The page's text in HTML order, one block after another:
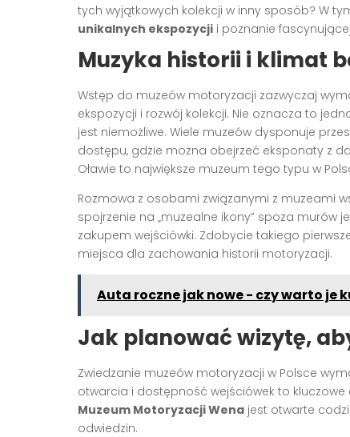
tych wyjątkowych kolekcji w inny sposób? W
unikalnych ekspozycji i poznanie
Muzyka historii i klimat
Wstęp do muzeów motoryzacji zazwyczaj
ekspozycji i rozwój kolekcji. Nie oznacza to
jest niemożliwe. Wiele muzeów dysponuje
dostępu, gdzie można obejrzeć eksponaty z
Oławie to największe muzeum tego typu w
Rozmowa z osobami związanymi z muzeami
spojrzenie na „muzealne ikony” spoza murów
zakupem wejściówki. Zdobycie takiego
miejsca dla zachowania historii motoryzacji.
Auta roczne jak nowe - czy warto je
Jak planować wizytę,
Zwiedzanie muzeów motoryzacji w Polsce
otwarcia i dostępność wejściówek to kluczowe
Muzeum Motoryzacji Wena jest otwarte
odwiedzin.